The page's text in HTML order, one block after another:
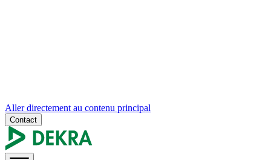
Aller directement au contenu principal
Contact